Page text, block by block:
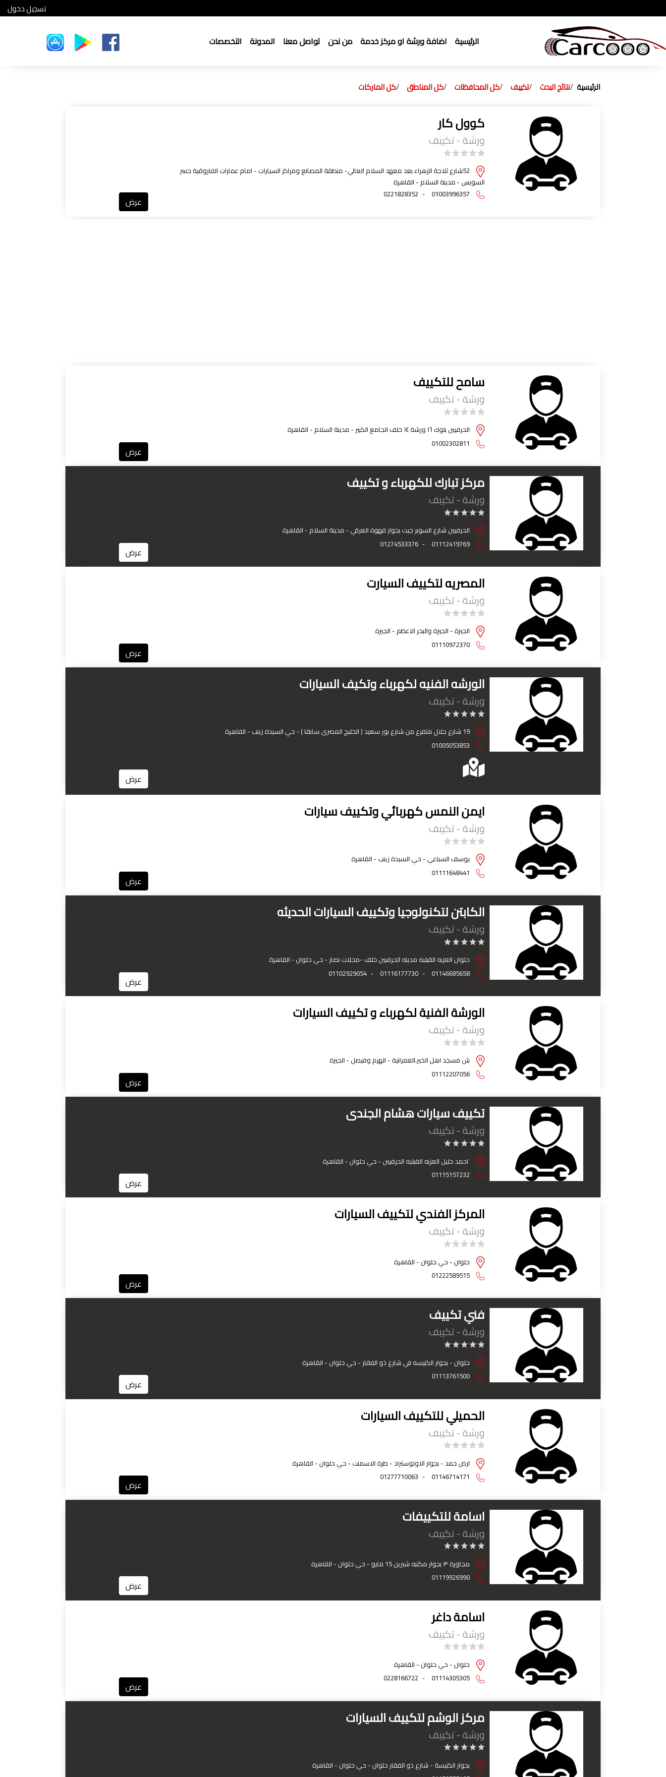
تسجيل دخول
الرئيسية اضافة ورشة او مركز خدمة من نحن تواصل معنا المدونة التخصصات
الرئيسية نتائج البحث تكييف كل المحافظات كل المناطق كل الماركات
كوول كار
ورشة - تكييف
52شارع ثلاجة الزهراء بعد معهد السلام العالي- منطقة المصانع ومراكز السيارات - امام عمارات الفاروقية جسر
السويس - مدينة السلام - القاهرة
01003996357
-
0221828352
عرض
سامح للتكييف
ورشة - تكييف
الحرفيين بلوك ١٦ ورشة ١٤ خلف الجامع الكبير - مدينة السلام - القاهرة
01002302811
عرض
مركز تبارك للكهرباء و تكييف
ورشة - تكييف
الحرفيين شارع السوبر جيت بجوار قهوة العرقي - مدينة السلام - القاهرة
01112419769
-
01274533376
عرض
المصريه لتكييف السيارت
ورشة - تكييف
الجيزة - الجيزة والبحر الاعظم - الجيزة
01110972370
عرض
الورشه الفنيه لكهرباء وتكيف السيارات
ورشة - تكييف
19 شارع جلال متفرع من شارع بور سعيد ( الخليج المصرى سابقا ) - حي السيدة زينب - القاهرة
01005053853
عرض
ايمن النمس كهربائي وتكييف سيارات
ورشة - تكييف
يوسف السباعي - حي السيدة زينب - القاهرة
01111648441
عرض
الكابتن لتكنولوجيا وتكييف السيارات الحديثه
ورشة - تكييف
حلوان العزبه القبليه مدينه الحرفيين خلف -محلات نصار - حي حلوان - القاهرة
01146685658
-
01116177730
-
01102929054
عرض
الورشة الفنية لكهرباء و تكييف السيارات
ورشة - تكييف
ش مسجد اهل الخير،العمرانية - الهرم وفيصل - الجيزة
01112207056
عرض
تكييف سيارات هشام الجندى
ورشة - تكييف
احمد خليل العزبه القبليه الحرفيين - حي حلوان - القاهرة
01115157232
عرض
المركز الفندي لتكييف السيارات
ورشة - تكييف
حلوان - حي حلوان - القاهرة
01222589515
عرض
فني تكييف
ورشة - تكييف
حلوان - بجوار الكنيسه في شارع ذو الفقار - حي حلوان - القاهرة
01113761500
عرض
الحميلي للتكييف السيارات
ورشة - تكييف
ارض حمد - بجوار الاوتوستراد - طرة الاسمنت - حي حلوان - القاهرة
01146714171
-
01277710063
عرض
اسامة للتكييفات
ورشة - تكييف
مجاورة ٣ بجوار مكتبه شيرين 15 مايو - حي حلوان - القاهرة
01119926990
عرض
اسامة داغر
ورشة - تكييف
حلوان - حي حلوان - القاهرة
01114305305
-
0228166722
عرض
مركز الوشم لتكييف السيارات
ورشة - تكييف
بجوار الكنيسة - شارع ذو الفقار حلوان - حي حلوان - القاهرة